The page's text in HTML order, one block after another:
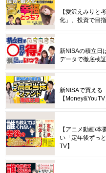
【愛沢えみりと
化」、投資で目
新NISAの積立日
データで徹底検
新NISAで買える
【Money&YouTV
【アニメ動画/
い「定年後ずっ
TV】